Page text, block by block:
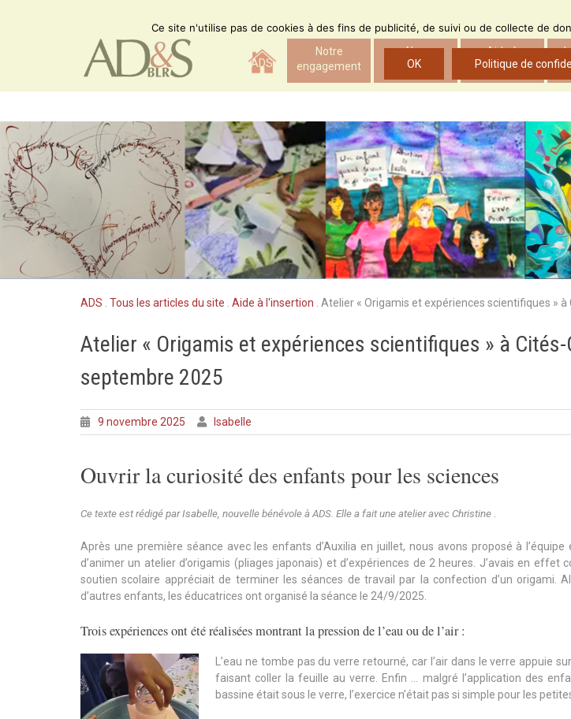
ADS
Notre
engagement
Nos
actions
Aide à
l’insertion
ADS Tous les articles du site Aide à l'insertion Atelier « Origamis et expériences scientifiques »
Atelier « Origamis et expériences scientifiques » à
septembre 2025
9 novembre 2025 Isabelle
Ouvrir la curiosité des enfants pour les sciences
Ce texte est rédigé par Isabelle, nouvelle bénévole à ADS. Elle a fait une atelier avec Christine .
Après une première séance avec les enfants d’Auxilia en juillet, nous avons proposé à l’équipe
d’animer un atelier d’origamis (pliages japonais) et d’expériences de 2 heures. J’avais en effet
soutien scolaire appréciait de terminer les séances de travail par la confection d’un origami.
d’autres enfants, les éducatrices ont organisé la séance le 24/9/2025.
Trois expériences ont été réalisées montrant la pression de l’eau ou de l’air :
L’eau ne tombe pas du verre retourné, car l’air dans le verre appuie
faisant coller la feuille au verre. Enfin … malgré l’application des
bassine était sous le verre, l’exercice n’était pas si simple pour les
Ce site n'utilise pas de cookies à des fins de publicité, de suivi ou de collecte de
OK Politique de